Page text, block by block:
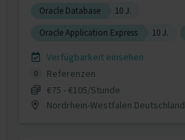
Oracle Database
10 J.
Oracle Application Express
10 J.
Verfügbarkeit einsehen
0
Referenzen
€75 - €105/Stunde
Nordrhein-Westfalen Deutschland